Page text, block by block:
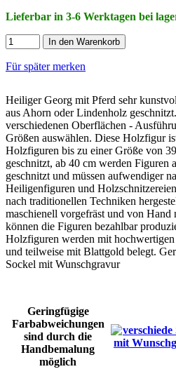
Lieferbar in 3-6 Werktagen bei
In den Warenkorb
Für später merken
Heiliger Georg mit Pferd sehr
aus Ahorn oder Lindenholz
verschiedenen Oberflächen -
Größen auswählen. Diese Holzfigur
Holzfiguren bis zu einer Größe von
geschnitzt, ab 40 cm werden Figuren
geschnitzt und müssen aufwendiger
Heiligenfiguren und
nach traditionellen Techniken
maschienell vorgefräst und von Hand
können die Figuren bezahlbar
Holzfiguren werden mit
und teilweise mit Blattgold belegt.
Sockel mit Wunschgravur
Geringfügige
Farbabweichungen
sind durch die
Handbemalung
möglich